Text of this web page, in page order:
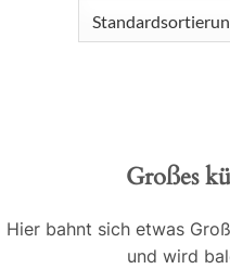
Großes
Hier bahnt sich etwas
und wird